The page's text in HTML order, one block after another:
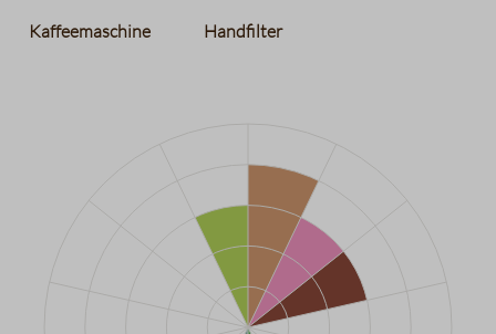
Kaffeemaschine Handfilter